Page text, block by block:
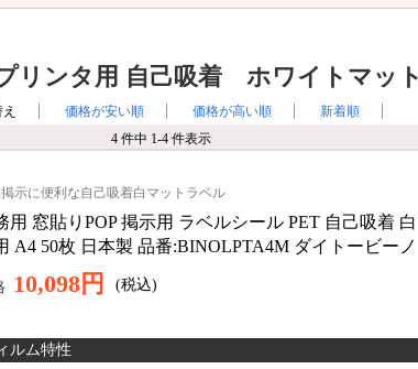
リンタ用 自己吸着 ホワイトマット
価格が安い順 価格が高い順
新着順
4 件中 1-4 件表示
示に便利な自己吸着白マットラベル
用 窓貼りPOP 掲示用 ラベルシール PET 自己吸着
A4 50枚 日本製 品番:BINOLPTA4M ダイトービーノ
10,098円 (税込)
ルム特性